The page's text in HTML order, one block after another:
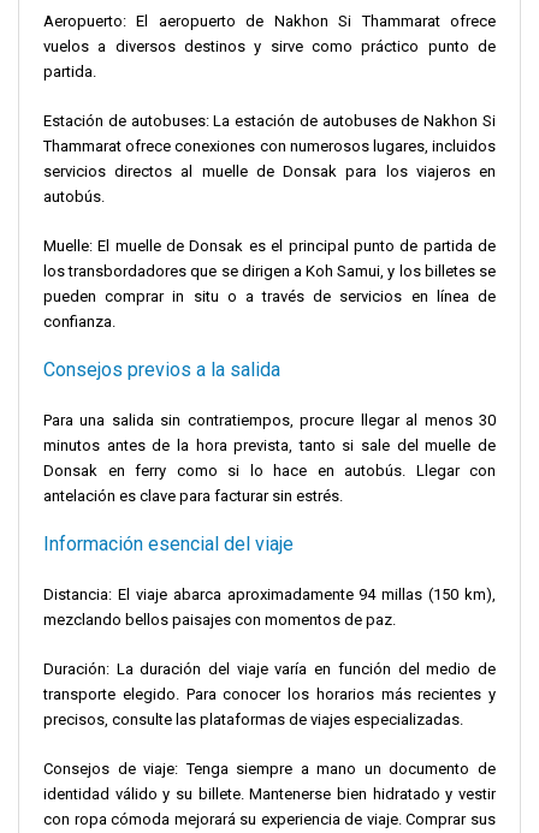
Aeropuerto: El aeropuerto de Nakhon Si Thammarat ofrece
vuelos a diversos destinos y sirve como práctico punto de
partida.
Estación de autobuses: La estación de autobuses de Nakhon Si
Thammarat ofrece conexiones con numerosos lugares, incluidos
servicios directos al muelle de Donsak para los viajeros en
autobús.
Muelle: El muelle de Donsak es el principal punto de partida de
los transbordadores que se dirigen a Koh Samui, y los billetes se
pueden comprar in situ o a través de servicios en línea de
confianza.
Consejos previos a la salida
Para una salida sin contratiempos, procure llegar al menos 30
minutos antes de la hora prevista, tanto si sale del muelle de
Donsak en ferry como si lo hace en autobús. Llegar con
antelación es clave para facturar sin estrés.
Información esencial del viaje
Distancia: El viaje abarca aproximadamente 94 millas (150 km),
mezclando bellos paisajes con momentos de paz.
Duración: La duración del viaje varía en función del medio de
transporte elegido. Para conocer los horarios más recientes y
precisos, consulte las plataformas de viajes especializadas.
Consejos de viaje: Tenga siempre a mano un documento de
identidad válido y su billete. Mantenerse bien hidratado y vestir
con ropa cómoda mejorará su experiencia de viaje. Comprar sus